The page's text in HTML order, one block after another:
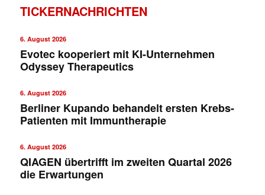
TICKERNACHRICHTEN
6. August 2026
Evotec kooperiert mit KI-Unternehmen
Odyssey Therapeutics
6. August 2026
Berliner Kupando behandelt ersten Krebs-
Patienten mit Immuntherapie
6. August 2026
QIAGEN übertrifft im zweiten Quartal 2026
die Erwartungen